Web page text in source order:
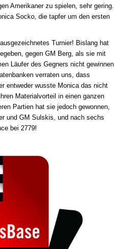
Amerikaner zu spielen, sehr gering.
Socko, die tapfer um den ersten
Turnier! Bislang hat
gegen GM Berg, als sie mit
Läufer des Gegners nicht gewinnen
verraten uns, dass
entweder wusste Monica das nicht
Materialvorteil in einen ganzen
Partien hat sie jedoch gewonnen,
und GM Sulskis, und nach sechs
bei 2779!